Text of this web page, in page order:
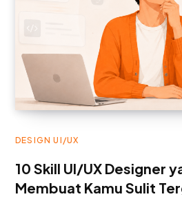
DESIGN UI/UX
10 Skill UI/UX Designer
Membuat Kamu Sulit